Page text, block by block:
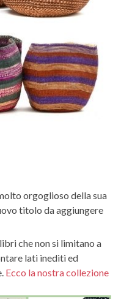
orgoglioso della sua
titolo da aggiungere
che non si limitano a
lati inediti ed
Ecco la nostra collezione